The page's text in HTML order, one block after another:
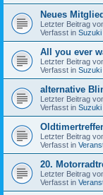
Neues
Letzter Beitrag
Verfasst in
All you ever
Letzter Beitrag
Verfasst in
alternative
Letzter Beitrag
Verfasst in
Letzter Beitrag
Verfasst in
20.
Letzter Beitrag
Verfasst in